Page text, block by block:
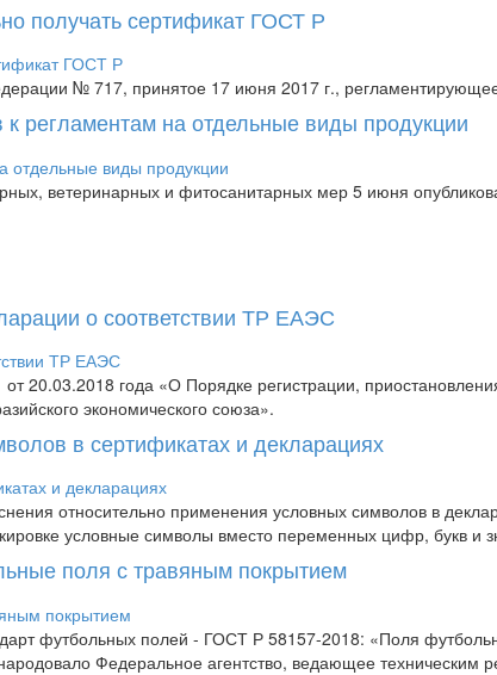
получать сертификат ГОСТ Р
№ 717, принятое 17 июня 2017 г.,
регламентам на отдельные виды продукции
ветеринарных и фитосанитарных мер 5 июня
о соответствии ТР ЕАЭС
20.03.2018 года «О Порядке регистрации,
экономического союза».
в сертификатах и декларациях
относительно применения условных символов в
условные символы вместо переменных цифр, букв и
поля с травяным покрытием
футбольных полей - ГОСТ Р 58157-2018: «Поля
Федеральное агентство, ведающее техническим